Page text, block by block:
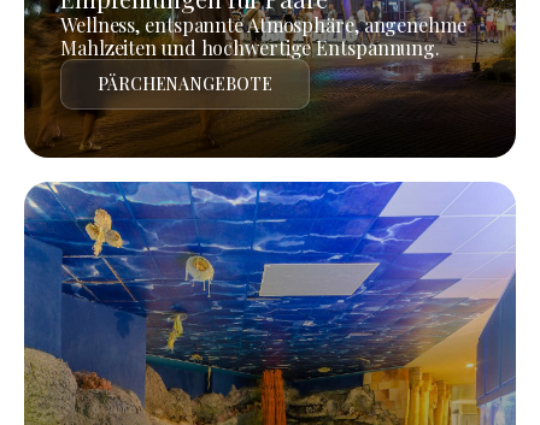
Wellness, entspannte Atmosphäre, angenehme
Mahlzeiten und hochwertige Entspannung.
PÄRCHENANGEBOTE